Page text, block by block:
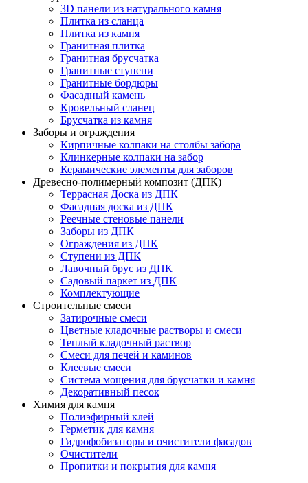
3D панели из натурального камня
Плитка из сланца
Плитка из камня
Гранитная плитка
Гранитная брусчатка
Гранитные ступени
Гранитные бордюры
Фасадный камень
Кровельный сланец
Брусчатка из камня
Заборы и ограждения
Кирпичные колпаки на столбы забора
Клинкерные колпаки на забор
Керамические элементы для заборов
Древесно-полимерный композит (ДПК)
Террасная Доска из ДПК
Фасадная доска из ДПК
Реечные стеновые панели
Заборы из ДПК
Ограждения из ДПК
Ступени из ДПК
Лавочный брус из ДПК
Садовый паркет из ДПК
Комплектующие
Строительные смеси
Затирочные смеси
Цветные кладочные растворы и смеси
Теплый кладочный раствор
Смеси для печей и каминов
Клеевые смеси
Система мощения для брусчатки и камня
Декоративный песок
Химия для камня
Полиэфирный клей
Герметик для камня
Гидрофобизаторы и очистители фасадов
Очистители
Пропитки и покрытия для камня